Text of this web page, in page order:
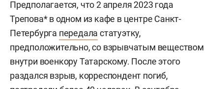
Предполагается, что 2 апреля 2023 года
Трепова* в одном из кафе в центре Санкт-
Петербурга передала статуэтку,
предположительно, со взрывчатым веществом
внутри военкору Татарскому. После этого
раздался взрыв, корреспондент погиб,